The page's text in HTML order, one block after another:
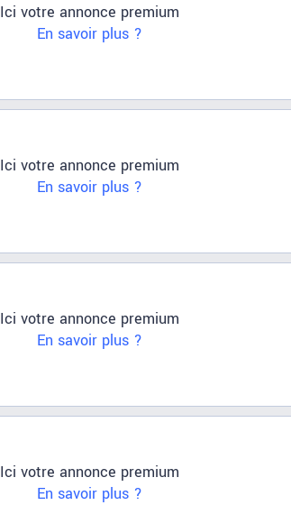
Ici votre annonce premium
En savoir plus ?
Ici votre annonce premium
En savoir plus ?
Ici votre annonce premium
En savoir plus ?
Ici votre annonce premium
En savoir plus ?